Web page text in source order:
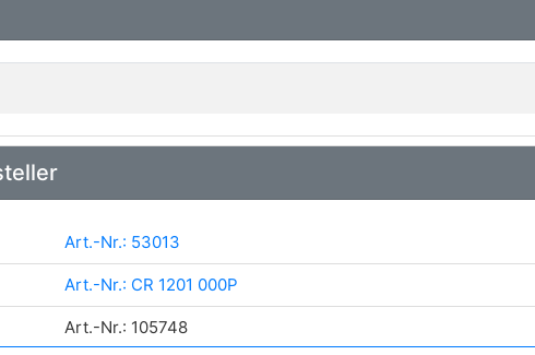
Art.-Nr.: 53013
Art.-Nr.: CR 1201 000P
Art.-Nr.: 105748